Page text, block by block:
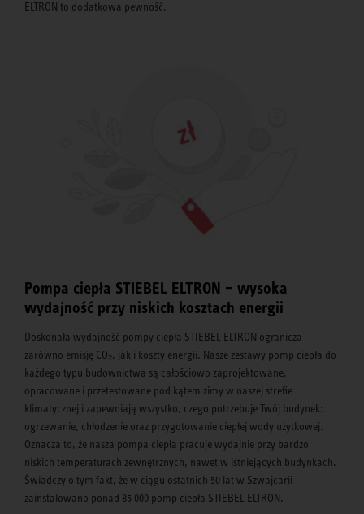
ELTRON to dodatkowa pewność.
Pompa ciepła STIEBEL ELTRON – wysoka
wydajność przy niskich kosztach energii
Doskonała wydajność pompy ciepła STIEBEL ELTRON ogranicza
zarówno emisję CO₂, jak i koszty energii. Nasze zestawy pomp ciepła do
każdego typu budownictwa są całościowo zaprojektowane,
opracowane i przetestowane pod kątem zimy w naszej strefie
klimatycznej i zapewniają wszystko, czego potrzebuje Twój budynek:
ogrzewanie, chłodzenie oraz przygotowanie ciepłej wody użytkowej.
Oznacza to, że nasza pompa ciepła pracuje wydajnie przy bardzo
niskich temperaturach zewnętrznych, nawet w istniejących budynkach.
Świadczy o tym fakt, że w ciągu ostatnich 50 lat w Szwajcarii
zainstalowano ponad 85 000 pomp ciepła STIEBEL ELTRON.